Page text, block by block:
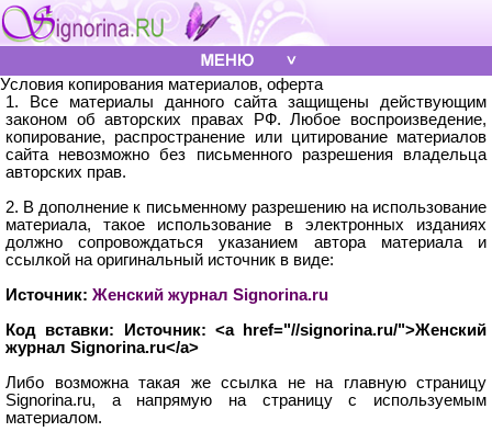
Условия копирования материалов, оферта
1. Все материалы данного сайта защищены действующим
законом об авторских правах РФ. Любое воспроизведение,
копирование, распространение или цитирование материалов
сайта невозможно без письменного разрешения владельца
авторских прав.
2. В дополнение к письменному разрешению на использование
материала, такое использование в электронных изданиях
должно сопровождаться указанием автора материала и
ссылкой на оригинальный источник в виде:
Источник: Женский журнал Signorina.ru
Код вставки: Источник: <a href="//signorina.ru/">Женский
журнал Signorina.ru</a>
Либо возможна такая же ссылка не на главную страницу
Signorina.ru, а напрямую на страницу с используемым
материалом.